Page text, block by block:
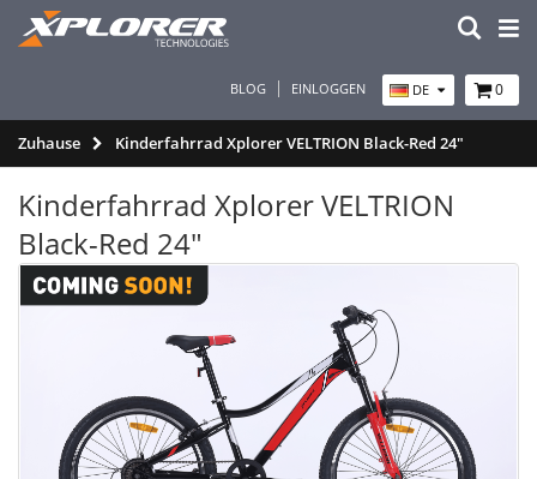
BLOG EINLOGGEN DE 0
Zuhause Kinderfahrrad Xplorer VELTRION Black-Red 24"
Kinderfahrrad Xplorer VELTRION
Black-Red 24"